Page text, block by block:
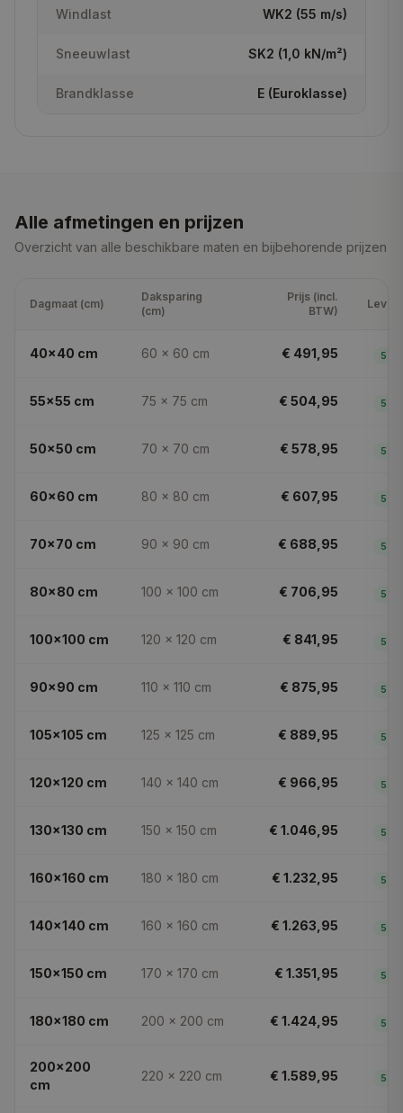
Windlast WK2 (55 m/s)
Sneeuwlast SK2 (1,0 kN/m²)
Brandklasse E (Euroklasse)
Alle afmetingen en prijzen
Overzicht van alle beschikbare maten en bijbehorende prijzen
Dagmaat (cm)
Daksparing
(cm)
Prijs (incl.
BTW)
40x40 cm 60 × 60 cm € 491,95 5
55x55 cm 75 × 75 cm € 504,95 5
50x50 cm 70 × 70 cm € 578,95 5
60x60 cm 80 × 80 cm € 607,95 5
70x70 cm 90 × 90 cm € 688,95 5
80x80 cm 100 × 100 cm € 706,95 5
100x100 cm 120 × 120 cm € 841,95 5
90x90 cm 110 × 110 cm € 875,95 5
105x105 cm 125 × 125 cm € 889,95 5
120x120 cm 140 × 140 cm € 966,95 5
130x130 cm 150 × 150 cm € 1.046,95 5
160x160 cm 180 × 180 cm € 1.232,95 5
140x140 cm 160 × 160 cm € 1.263,95 5
150x150 cm 170 × 170 cm € 1.351,95 5
180x180 cm 200 × 200 cm € 1.424,95 5
200x200
cm
220 × 220 cm € 1.589,95 5